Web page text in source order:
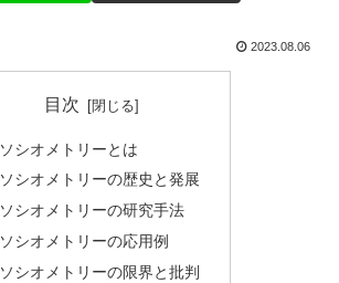
2023.08.06
目次
ソシオメトリーとは
ソシオメトリーの歴史と発展
ソシオメトリーの研究手法
ソシオメトリーの応用例
ソシオメトリーの限界と批判